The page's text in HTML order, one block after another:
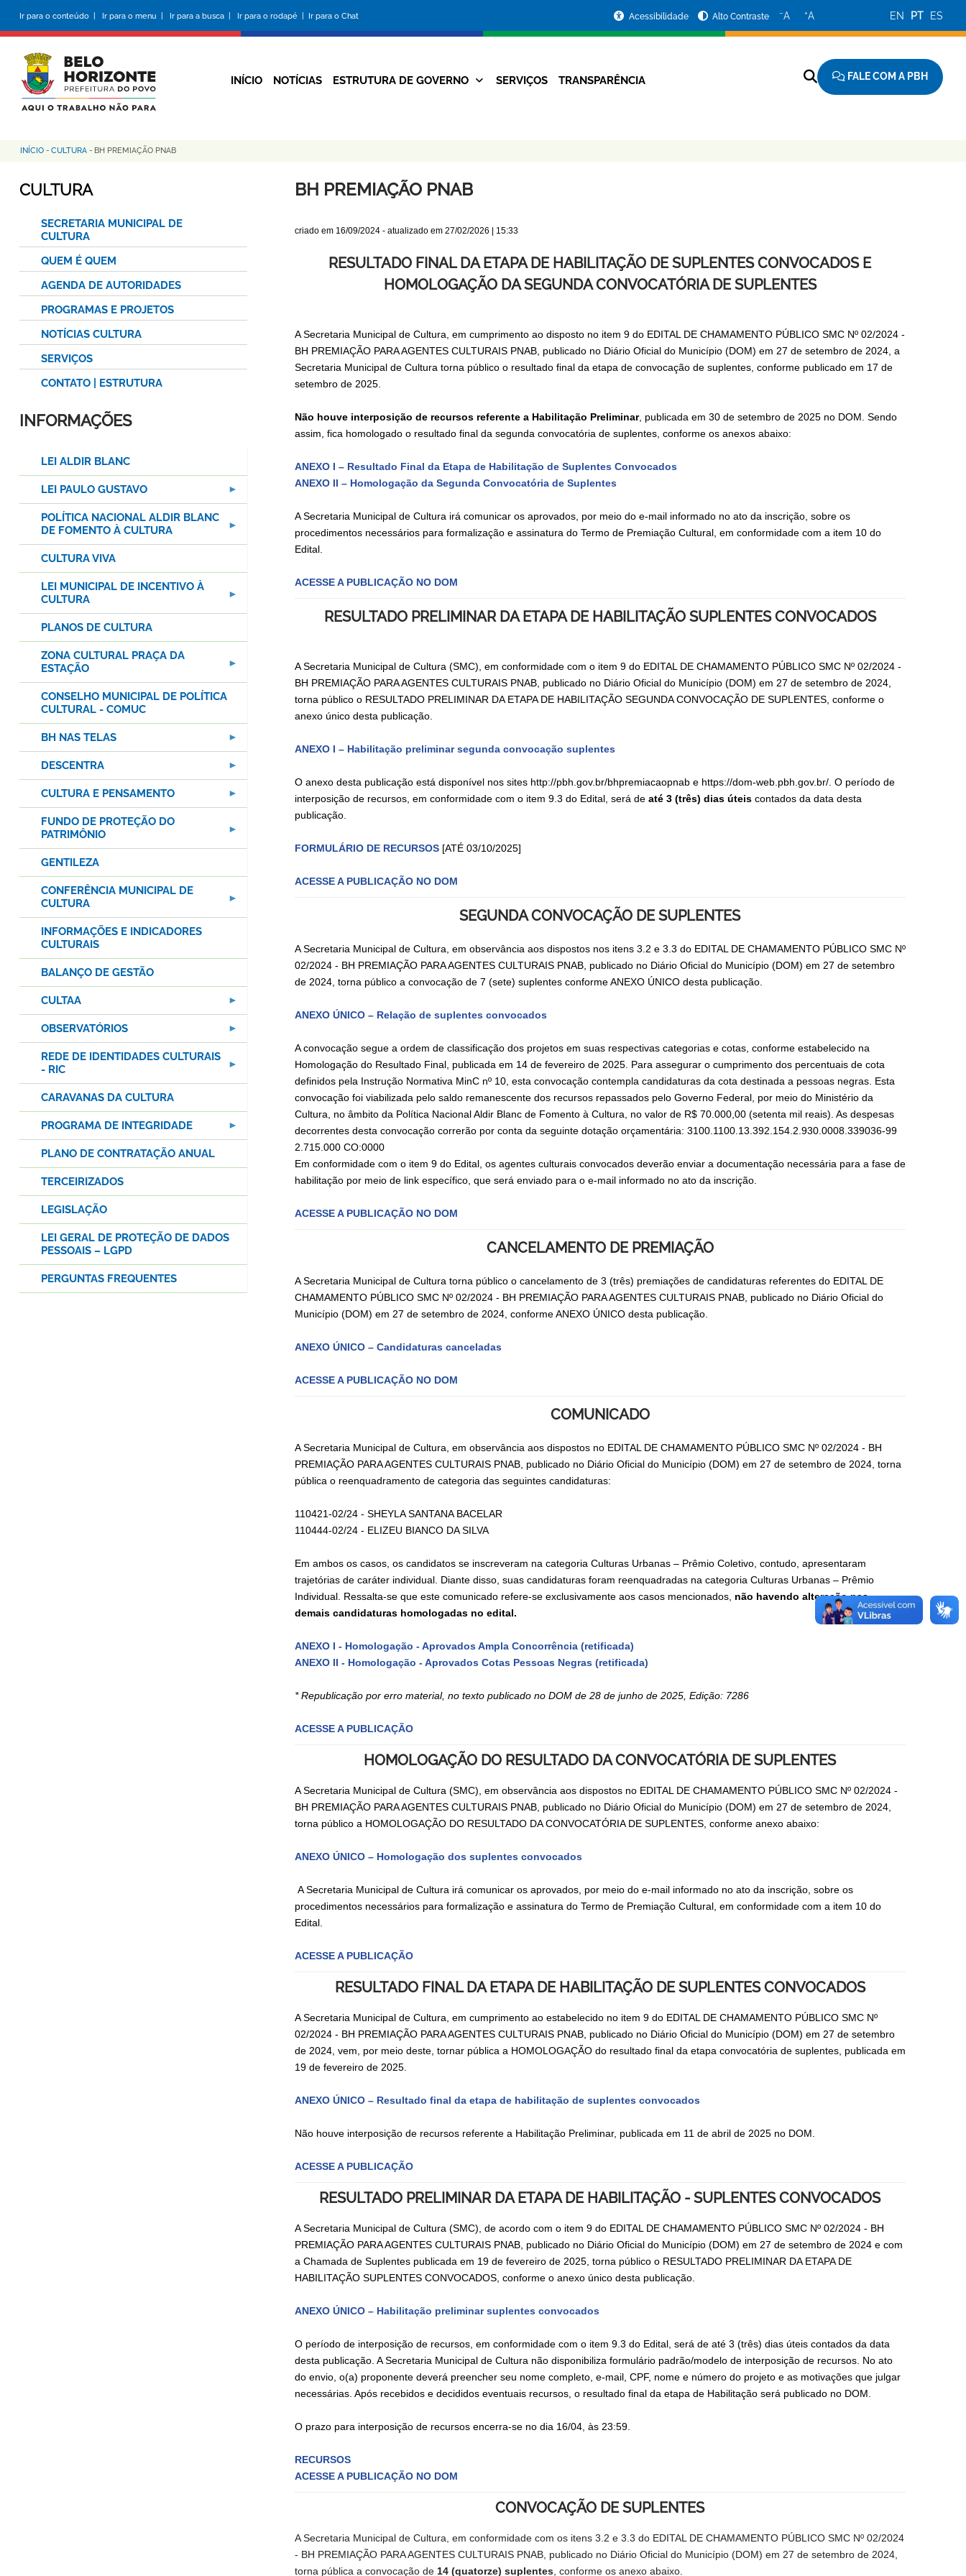
conteúdo
principal
Ir para o conteúdo | Ir para o menu | Ir para a busca | Ir para o rodapé | Ir para o Chat
da
Prefeitura
Acessibilidade Alto Contraste −A +A EN PT ES
Navegação
INÍCIO NOTÍCIAS ESTRUTURA DE GOVERNO SERVIÇOS TRANSPARÊNCIA FALE COM A PBH
Trilha
de
INÍCIO - CULTURA - BH PREMIAÇÃO PNAB
BH PREMIAÇÃO PNAB
criado em 16/09/2024- atualizado em 27/02/2026 | 15:33
RESULTADO FINAL DA ETAPA DE HABILITAÇÃO DE SUPLENTES CONVOCADOS E
HOMOLOGAÇÃO DA SEGUNDA CONVOCATÓRIA DE SUPLENTES
A Secretaria Municipal de Cultura, em cumprimento ao disposto no item 9 do EDITAL DE CHAMAMENTO PÚBLICO SMC Nº 02/2024 -
BH PREMIAÇÃO PARA AGENTES CULTURAIS PNAB, publicado no Diário Oficial do Município (DOM) em 27 de setembro de 2024, a
Secretaria Municipal de Cultura torna público o resultado final da etapa de convocação de suplentes, conforme publicado em 17 de
setembro de 2025.
Não houve interposição de recursos referente a Habilitação Preliminar, publicada em 30 de setembro de 2025 no DOM. Sendo
assim, fica homologado o resultado final da segunda convocatória de suplentes, conforme os anexos abaixo:
ANEXO I – Resultado Final da Etapa de Habilitação de Suplentes Convocados
ANEXO II – Homologação da Segunda Convocatória de Suplentes
A Secretaria Municipal de Cultura irá comunicar os aprovados, por meio do e-mail informado no ato da inscrição, sobre os
procedimentos necessários para formalização e assinatura do Termo de Premiação Cultural, em conformidade com a item 10 do
Edital.
ACESSE A PUBLICAÇÃO NO DOM
RESULTADO PRELIMINAR DA ETAPA DE HABILITAÇÃO SUPLENTES CONVOCADOS
A Secretaria Municipal de Cultura (SMC), em conformidade com o item 9 do EDITAL DE CHAMAMENTO PÚBLICO SMC Nº 02/2024 -
BH PREMIAÇÃO PARA AGENTES CULTURAIS PNAB, publicado no Diário Oficial do Município (DOM) em 27 de setembro de 2024,
torna público o RESULTADO PRELIMINAR DA ETAPA DE HABILITAÇÃO SEGUNDA CONVOCAÇÃO DE SUPLENTES, conforme o
anexo único desta publicação.
ANEXO I – Habilitação preliminar segunda convocação suplentes
O anexo desta publicação está disponível nos sites http://pbh.gov.br/bhpremiacaopnab e https://dom-web.pbh.gov.br/. O período de
interposição de recursos, em conformidade com o item 9.3 do Edital, será de até 3 (três) dias úteiscontados da data desta
publicação.
FORMULÁRIO DE RECURSOS[ATÉ 03/10/2025]
ACESSE A PUBLICAÇÃO NO DOM
SEGUNDA CONVOCAÇÃO DE SUPLENTES
A Secretaria Municipal de Cultura, em observância aos dispostos nos itens 3.2 e 3.3 do EDITAL DE CHAMAMENTO PÚBLICO SMC Nº
02/2024 - BH PREMIAÇÃO PARA AGENTES CULTURAIS PNAB, publicado no Diário Oficial do Município (DOM) em 27 de setembro
de 2024, torna público a convocação de 7 (sete) suplentes conforme ANEXO ÚNICO desta publicação.
ANEXO ÚNICO – Relação de suplentes convocados
A convocação segue a ordem de classificação dos projetos em suas respectivas categorias e cotas, conforme estabelecido na
Homologação do Resultado Final, publicada em 14 de fevereiro de 2025. Para assegurar o cumprimento dos percentuais de cota
definidos pela Instrução Normativa MinC nº 10, esta convocação contempla candidaturas da cota destinada a pessoas negras. Esta
convocação foi viabilizada pelo saldo remanescente dos recursos repassados pelo Governo Federal, por meio do Ministério da
Cultura, no âmbito da Política Nacional Aldir Blanc de Fomento à Cultura, no valor de R$ 70.000,00 (setenta mil reais). As despesas
decorrentes desta convocação correrão por conta da seguinte dotação orçamentária: 3100.1100.13.392.154.2.930.0008.339036-99
2.715.000 CO:0000
Em conformidade com o item 9 do Edital, os agentes culturais convocados deverão enviar a documentação necessária para a fase de
habilitação por meio de link específico, que será enviado para o e-mail informado no ato da inscrição.
ACESSE A PUBLICAÇÃO NO DOM
CANCELAMENTO DE PREMIAÇÃO
A Secretaria Municipal de Cultura torna público o cancelamento de 3 (três) premiações de candidaturas referentes do EDITAL DE
CHAMAMENTO PÚBLICO SMC Nº 02/2024 - BH PREMIAÇÃO PARA AGENTES CULTURAIS PNAB, publicado no Diário Oficial do
Município (DOM) em 27 de setembro de 2024, conforme ANEXO ÚNICO desta publicação.
ANEXO ÚNICO – Candidaturas canceladas
ACESSE A PUBLICAÇÃO NO DOM
COMUNICADO
A Secretaria Municipal de Cultura, em observância aos dispostos no EDITAL DE CHAMAMENTO PÚBLICO SMC Nº 02/2024 - BH
PREMIAÇÃO PARA AGENTES CULTURAIS PNAB, publicado no Diário Oficial do Município (DOM) em 27 de setembro de 2024, torna
pública o reenquadramento de categoria das seguintes candidaturas:
110421-02/24 - SHEYLA SANTANA BACELAR
110444-02/24 - ELIZEU BIANCO DA SILVA
Em ambos os casos, os candidatos se inscreveram na categoria Culturas Urbanas – Prêmio Coletivo, contudo, apresentaram
trajetórias de caráter individual. Diante disso, suas candidaturas foram reenquadradas na categoria Culturas Urbanas – Prêmio
Individual. Ressalta-se que este comunicado refere-se exclusivamente aos casos mencionados, não havendo alteração nas
demais candidaturas homologadas no edital.
ANEXO I - Homologação - Aprovados Ampla Concorrência (retificada)
ANEXO II - Homologação - Aprovados Cotas Pessoas Negras (retificada)
* Republicação por erro material, no texto publicado no DOM de 28 de junho de 2025, Edição: 7286
ACESSE A PUBLICAÇÃO
HOMOLOGAÇÃO DO RESULTADO DA CONVOCATÓRIA DE SUPLENTES
A Secretaria Municipal de Cultura (SMC), em observância aos dispostos no EDITAL DE CHAMAMENTO PÚBLICO SMC Nº 02/2024 -
BH PREMIAÇÃO PARA AGENTES CULTURAIS PNAB, publicado no Diário Oficial do Município (DOM) em 27 de setembro de 2024,
torna público a HOMOLOGAÇÃO DO RESULTADO DA CONVOCATÓRIA DE SUPLENTES, conforme anexo abaixo:
ANEXO ÚNICO – Homologação dos suplentes convocados
A Secretaria Municipal de Cultura irá comunicar os aprovados, por meio do e-mail informado no ato da inscrição, sobre os
procedimentos necessários para formalização e assinatura do Termo de Premiação Cultural, em conformidade com a item 10 do
Edital.
ACESSE A PUBLICAÇÃO
RESULTADO FINAL DA ETAPA DE HABILITAÇÃO DE SUPLENTES CONVOCADOS
A Secretaria Municipal de Cultura, em cumprimento ao estabelecido no item 9 do EDITAL DE CHAMAMENTO PÚBLICO SMC Nº
02/2024 - BH PREMIAÇÃO PARA AGENTES CULTURAIS PNAB, publicado no Diário Oficial do Município (DOM) em 27 de setembro
de 2024, vem, por meio deste, tornar pública a HOMOLOGAÇÃO do resultado final da etapa convocatória de suplentes, publicada em
19 de fevereiro de 2025.
ANEXO ÚNICO – Resultado final da etapa de habilitação de suplentes convocados
Não houve interposição de recursos referente a Habilitação Preliminar, publicada em 11 de abril de 2025 no DOM.
ACESSE A PUBLICAÇÃO
RESULTADO PRELIMINAR DA ETAPA DE HABILITAÇÃO - SUPLENTES CONVOCADOS
A Secretaria Municipal de Cultura (SMC), de acordo com o item 9 do EDITAL DE CHAMAMENTO PÚBLICO SMC Nº 02/2024 - BH
PREMIAÇÃO PARA AGENTES CULTURAIS PNAB, publicado no Diário Oficial do Município (DOM) em 27 de setembro de 2024 e com
a Chamada de Suplentes publicada em 19 de fevereiro de 2025, torna público o RESULTADO PRELIMINAR DA ETAPA DE
HABILITAÇÃO SUPLENTES CONVOCADOS, conforme o anexo único desta publicação.
ANEXO ÚNICO – Habilitação preliminar suplentes convocados
O período de interposição de recursos, em conformidade com o item 9.3 do Edital, será de até 3 (três) dias úteis contados da data
desta publicação. A Secretaria Municipal de Cultura não disponibiliza formulário padrão/modelo de interposição de recursos. No ato
do envio, o(a) proponente deverá preencher seu nome completo, e-mail, CPF, nome e número do projeto e as motivações que julgar
necessárias. Após recebidos e decididos eventuais recursos, o resultado final da etapa de Habilitação será publicado no DOM.
O prazo para interposição de recursos encerra-se no dia 16/04, às 23:59.
RECURSOS
ACESSE A PUBLICAÇÃO NO DOM
CONVOCAÇÃO DE SUPLENTES
A Secretaria Municipal de Cultura, em conformidade com os itens 3.2 e 3.3 do EDITAL DE CHAMAMENTO PÚBLICO SMC Nº 02/2024
- BH PREMIAÇÃO PARA AGENTES CULTURAIS PNAB, publicado no Diário Oficial do Município (DOM) em 27 de setembro de 2024,
torna pública a convocação de 14 (quatorze) suplentes, conforme os anexo abaixo.
CULTURA
SECRETARIA MUNICIPAL DE
CULTURA
QUEM É QUEM
AGENDA DE AUTORIDADES
PROGRAMAS E PROJETOS
NOTÍCIAS CULTURA
SERVIÇOS
CONTATO | ESTRUTURA
INFORMAÇÕES
LEI ALDIR BLANC
LEI PAULO GUSTAVO
POLÍTICA NACIONAL ALDIR BLANC
DE FOMENTO À CULTURA
CULTURA VIVA
LEI MUNICIPAL DE INCENTIVO À
CULTURA
PLANOS DE CULTURA
ZONA CULTURAL PRAÇA DA
ESTAÇÃO
CONSELHO MUNICIPAL DE POLÍTICA
CULTURAL - COMUC
BH NAS TELAS
DESCENTRA
CULTURA E PENSAMENTO
FUNDO DE PROTEÇÃO DO
PATRIMÔNIO
GENTILEZA
CONFERÊNCIA MUNICIPAL DE
CULTURA
INFORMAÇÕES E INDICADORES
CULTURAIS
BALANÇO DE GESTÃO
CULTAA
OBSERVATÓRIOS
REDE DE IDENTIDADES CULTURAIS
- RIC
CARAVANAS DA CULTURA
PROGRAMA DE INTEGRIDADE
PLANO DE CONTRATAÇÃO ANUAL
TERCEIRIZADOS
LEGISLAÇÃO
LEI GERAL DE PROTEÇÃO DE DADOS
PESSOAIS – LGPD
PERGUNTAS FREQUENTES